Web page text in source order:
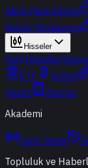
Akıllı Para Sinyali
Sektör Rotasyonu
Hisseler
Yerli Hisseler
ETF
Kripto
Analiz
Araçlar
Akademi
Canlı Yayın
Topluluk ve